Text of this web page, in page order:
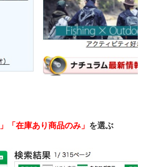
「在庫あり商品のみ」 を選ぶ